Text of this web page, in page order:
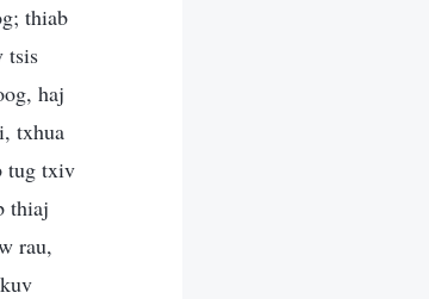
thiab
tsis
haj
txhua
tug txiv
thiaj
rau,